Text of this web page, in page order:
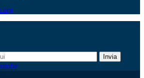
Invia